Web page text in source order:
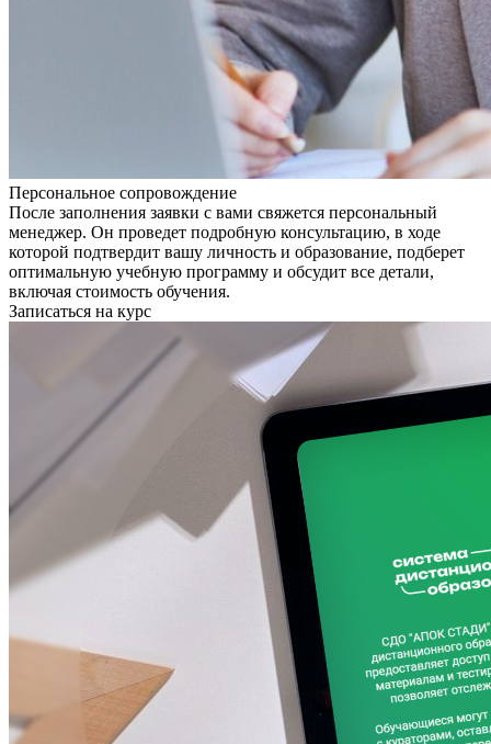
Персональное сопровождение
После заполнения заявки с вами свяжется персональный
менеджер. Он проведет подробную консультацию, в ходе
которой подтвердит вашу личность и образование, подберет
оптимальную учебную программу и обсудит все детали,
включая стоимость обучения.
Записаться на курс